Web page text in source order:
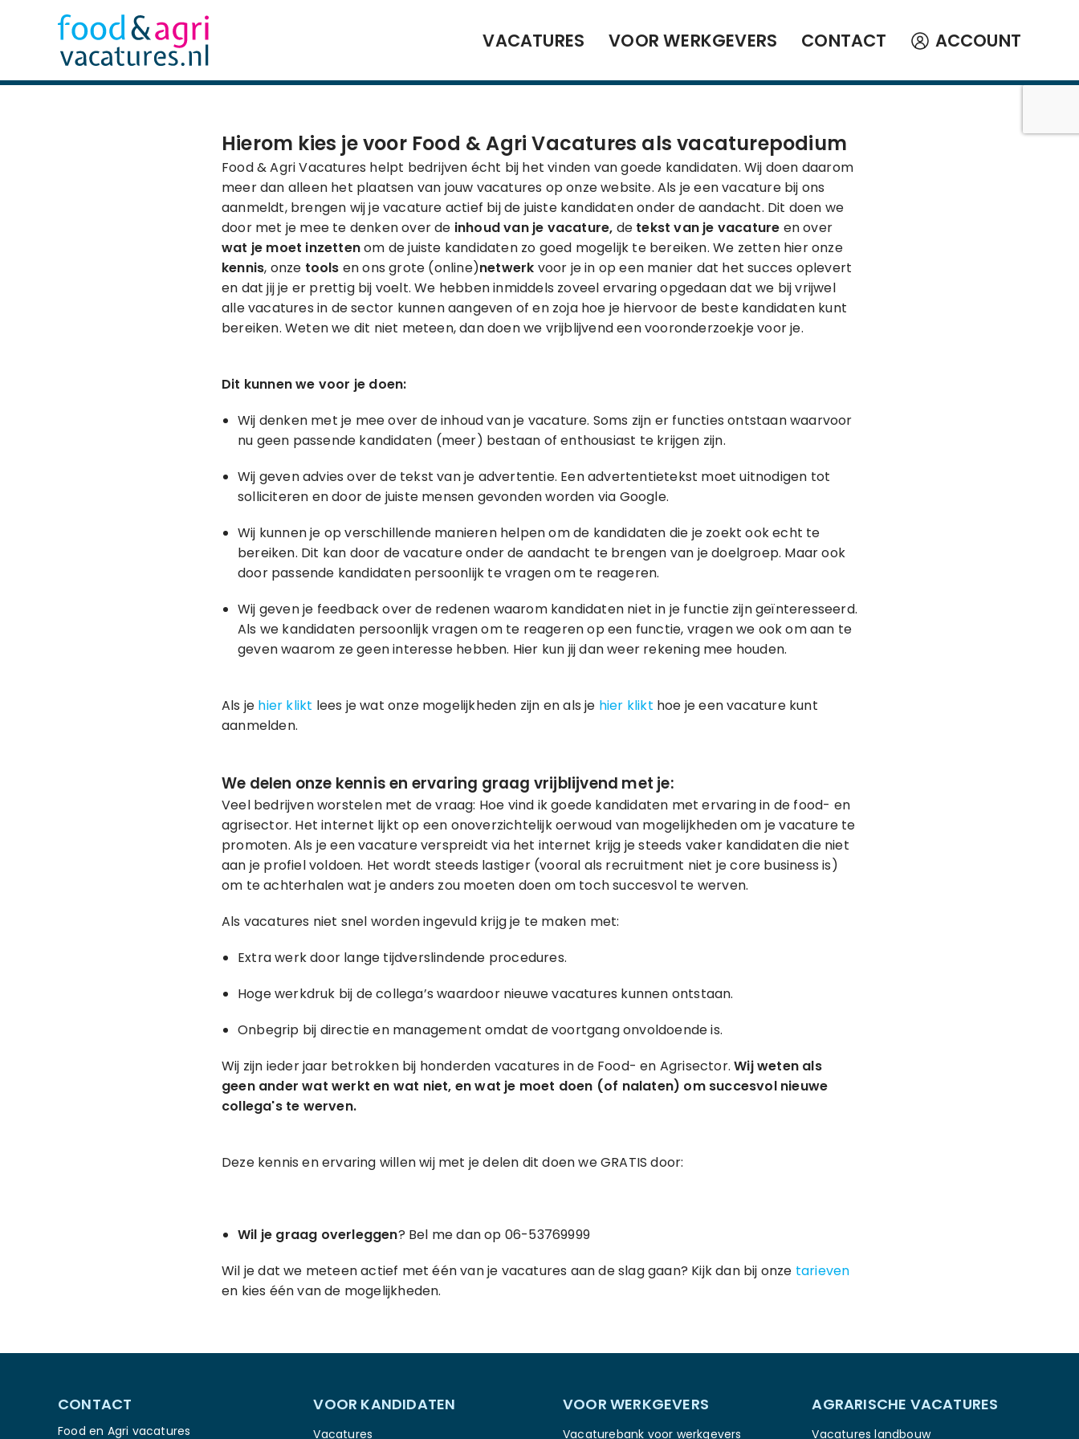
VACATURES VOOR WERKGEVERS CONTACT ACCOUNT
Hierom kies je voor Food & Agri Vacatures als vacaturepodium
Food & Agri Vacatures helpt bedrijven écht bij het vinden van goede kandidaten. Wij doen daarom
meer dan alleen het plaatsen van jouw vacatures op onze website. Als je een vacature bij ons
aanmeldt, brengen wij je vacature actief bij de juiste kandidaten onder de aandacht. Dit doen we
door met je mee te denken over de inhoud van je vacature, de tekst van je vacature en over
wat je moet inzettenom de juiste kandidaten zo goed mogelijk te bereiken. We zetten hier onze
kennis, onze tools en ons grote (online)netwerk voor je in op een manier dat het succes oplevert
en dat jij je er prettig bij voelt. We hebben inmiddels zoveel ervaring opgedaan dat we bij vrijwel
alle vacatures in de sector kunnen aangeven of en zoja hoe je hiervoor de beste kandidaten kunt
bereiken. Weten we dit niet meteen, dan doen we vrijblijvend een vooronderzoekje voor je.
Dit kunnen we voor je doen:
Wij denken met je mee over de inhoud van je vacature. Soms zijn er functies ontstaan waarvoor
nu geen passende kandidaten (meer) bestaan of enthousiast te krijgen zijn.
Wij geven advies over de tekst van je advertentie. Een advertentietekst moet uitnodigen tot
solliciteren en door de juiste mensen gevonden worden via Google.
Wij kunnen je op verschillende manieren helpen om de kandidaten die je zoekt ook echt te
bereiken. Dit kan door de vacature onder de aandacht te brengen van je doelgroep. Maar ook
door passende kandidaten persoonlijk te vragen om te reageren.
Wij geven je feedback over de redenen waarom kandidaten niet in je functie zijn geïnteresseerd.
Als we kandidaten persoonlijk vragen om te reageren op een functie, vragen we ook om aan te
geven waarom ze geen interesse hebben. Hier kun jij dan weer rekening mee houden.
Als je hier klikt lees je wat onze mogelijkheden zijn en als je hier klikt hoe je een vacature kunt
aanmelden.
We delen onze kennis en ervaring graag vrijblijvend met je:
Veel bedrijven worstelen met de vraag: Hoe vind ik goede kandidaten met ervaring in de food- en
agrisector. Het internet lijkt op een onoverzichtelijk oerwoud van mogelijkheden om je vacature te
promoten. Als je een vacature verspreidt via het internet krijg je steeds vaker kandidaten die niet
aan je profiel voldoen. Het wordt steeds lastiger (vooral als recruitment niet je core business is)
om te achterhalen wat je anders zou moeten doen om toch succesvol te werven.
Als vacatures niet snel worden ingevuld krijg je te maken met:
Extra werk door lange tijdverslindende procedures.
Hoge werkdruk bij de collega’s waardoor nieuwe vacatures kunnen ontstaan.
Onbegrip bij directie en management omdat de voortgang onvoldoende is.
Wij zijn ieder jaar betrokken bij honderden vacatures in de Food- en Agrisector.Wij weten als
geen ander wat werkt en wat niet, en wat je moet doen (of nalaten) om succesvol nieuwe
collega's te werven.
Deze kennis en ervaring willen wij met je delen dit doen we GRATIS door:
Wil je graag overleggen? Bel me dan op 06-53769999
Wil je dat we meteen actief met één van je vacatures aan de slag gaan? Kijk dan bij onze tarieven
en kies één van de mogelijkheden.
CONTACT
Food en Agri vacatures
VOOR KANDIDATEN
Vacatures
VOOR WERKGEVERS
Vacaturebank voor werkgevers
AGRARISCHE VACATURES
Vacatures landbouw